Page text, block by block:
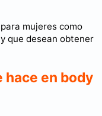
mujeres como
que desean obtener
hace en body